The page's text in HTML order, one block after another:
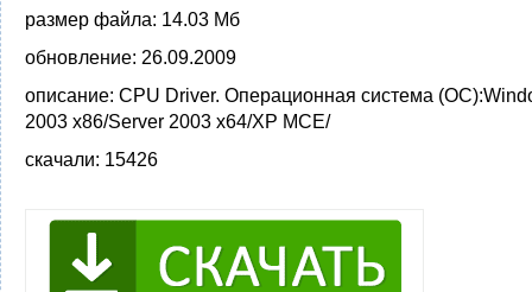
размер файла: 14.03 Мб
обновление: 26.09.2009
описание: CPU Driver. Операционная система
2003 x86/Server 2003 x64/XP MCE/
скачали: 15426